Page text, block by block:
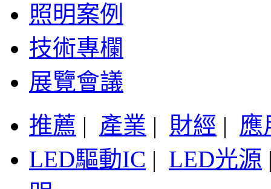
照明案例
技術專欄
展覽會議
推薦 | 產業 | 財經 | 應
LED驅動IC | LED光源